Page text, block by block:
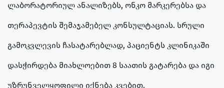
ლაბორატორიულ ანალიზებს, ონკო მარკერებსა და
თერაპევტის შემაჯამებელ კონსულტაციას. სრული
გამოკვლევის ჩასატარებლად, პაციენტს კლინიკაში
დასჭირდება მიახლოებით 8 საათის გატარება და იგი
უზრუნველყოფილი იქნება კვებით.